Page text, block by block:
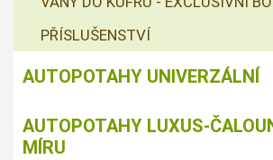
PŘÍSLUŠENSTVÍ
AUTOPOTAHY UNIVERZÁLNÍ
AUTOPOTAHY LUXUS-
MÍRU